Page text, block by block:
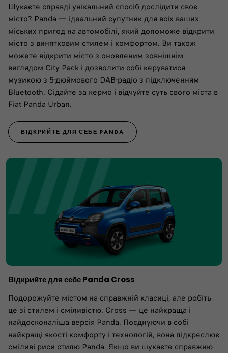
Шукаєте справді унікальний спосіб дослідити своє
місто? Panda — ідеальний супутник для всіх ваших
міських пригод на автомобілі, який допоможе відкрити
місто з винятковим стилем і комфортом. Ви також
можете відкрити місто з оновленим зовнішнім
виглядом City Pack і дозволити собі керуватися
музикою з 5-дюймового DAB-радіо з підключенням
Bluetooth. Сідайте за кермо і відчуйте суть свого міста в
Fiat Panda Urban.
ВІДКРИЙТЕ ДЛЯ СЕБЕ PANDA
Відкрийте для себе Panda Cross
Подорожуйте містом на справжній класиці, але робіть
це зі стилем і сміливістю. Cross — це найкраща і
найдосконаліша версія Panda. Поєднуючи в собі
найкращі якості комфорту і технологій, вона підкреслює
сміливі риси стилю Panda. Якщо ви шукаєте справжню